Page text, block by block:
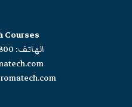
Courses
الهاتف: